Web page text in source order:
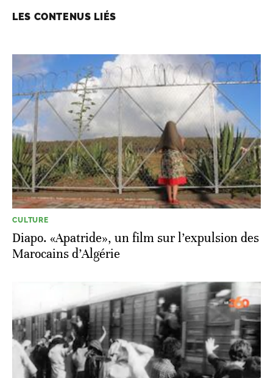
LES CONTENUS LIÉS
CULTURE
Diapo. «Apatride», un film sur l’expulsion des
Marocains d’Algérie